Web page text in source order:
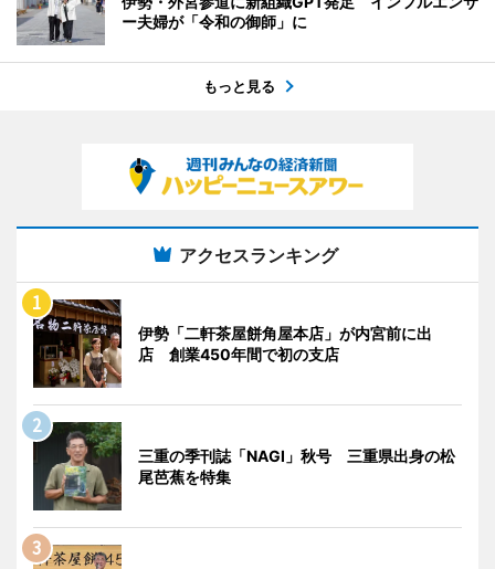
ー夫婦が「令和の御師」に
もっと見る
アクセスランキング
伊勢「二軒茶屋餅角屋本店」が内宮前に出
店 創業450年間で初の支店
三重の季刊誌「NAGI」秋号 三重県出身の松
尾芭蕉を特集